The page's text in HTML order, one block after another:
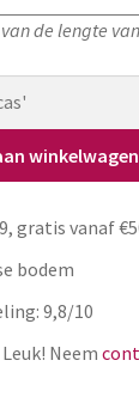
de lengte
winkelwagen
gratis vanaf
bodem
9,8/10
Neem